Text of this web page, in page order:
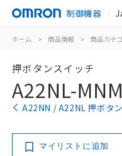
制御機器
ホーム > 商品情報 > 商品カテ
押ボタンスイッチ
A22NL-
A22NN / A22NL 押ボタ
マイリストに追加